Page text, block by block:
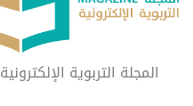
المجلة التربوية الإلكترونية